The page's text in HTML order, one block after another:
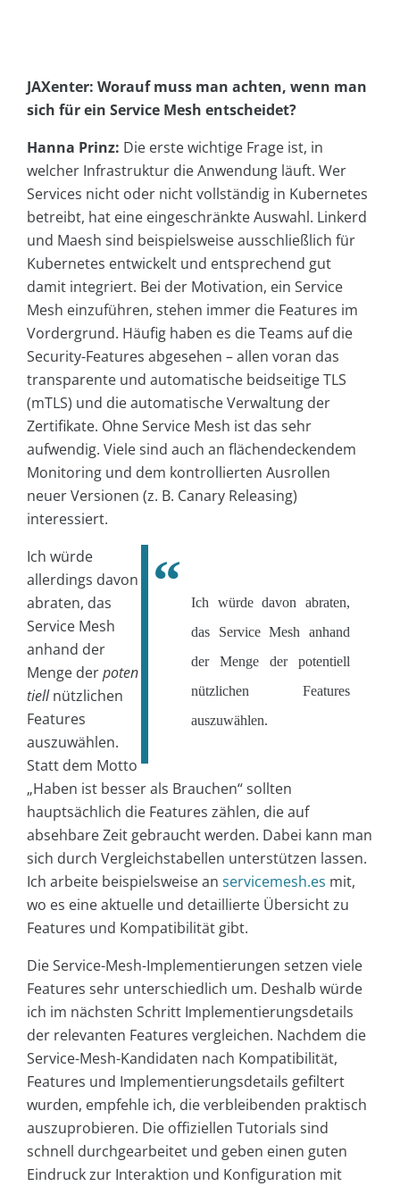
JAXenter: Worauf muss man achten, wenn man
sich für ein Service Mesh entscheidet?
Hanna Prinz: Die erste wichtige Frage ist, in
welcher Infrastruktur die Anwendung läuft. Wer
Services nicht oder nicht vollständig in Kubernetes
betreibt, hat eine eingeschränkte Auswahl. Linkerd
und Maesh sind beispielsweise ausschließlich für
Kubernetes entwickelt und entsprechend gut
damit integriert. Bei der Motivation, ein Service
Mesh einzuführen, stehen immer die Features im
Vordergrund. Häufig haben es die Teams auf die
Security-Features abgesehen – allen voran das
transparente und automatische beidseitige TLS
(mTLS) und die automatische Verwaltung der
Zertifikate. Ohne Service Mesh ist das sehr
aufwendig. Viele sind auch an flächendeckendem
Monitoring und dem kontrollierten Ausrollen
neuer Versionen (z. B. Canary Releasing)
interessiert.
Ich würde davon abraten,
das Service Mesh anhand
der Menge der potentiell
nützlichen Features
auszuwählen.
Ich würde
allerdings davon
abraten, das
Service Mesh
anhand der
Menge derpoten
tiellnützlichen
Features
auszuwählen.
Statt dem Motto
„Haben ist besser als Brauchen“ sollten
hauptsächlich die Features zählen, die auf
absehbare Zeit gebraucht werden. Dabei kann man
sich durch Vergleichstabellen unterstützen lassen.
Ich arbeite beispielsweise an servicemesh.es mit,
wo es eine aktuelle und detaillierte Übersicht zu
Features und Kompatibilität gibt.
Die Service-Mesh-Implementierungen setzen viele
Features sehr unterschiedlich um. Deshalb würde
ich im nächsten Schritt Implementierungsdetails
der relevanten Features vergleichen. Nachdem die
Service-Mesh-Kandidaten nach Kompatibilität,
Features und Implementierungsdetails gefiltert
wurden, empfehle ich, die verbleibenden praktisch
auszuprobieren. Die offiziellen Tutorials sind
schnell durchgearbeitet und geben einen guten
Eindruck zur Interaktion und Konfiguration mit